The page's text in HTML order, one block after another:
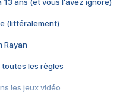
(littéralement)
Rayan
toutes les règles
les jeux vidéo